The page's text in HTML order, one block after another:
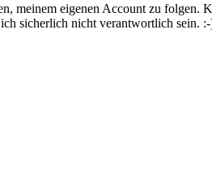
meinem eigenen Account zu
sicherlich nicht verantwortlich sein.